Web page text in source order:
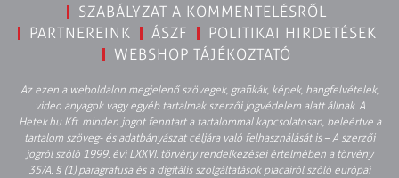
SZABÁLYZAT A KOMMENTELÉSRŐL
PARTNEREINK
ÁSZF
POLITIKAI HIRDETÉSEK
WEBSHOP TÁJÉKOZTATÓ
Az ezen a weboldalon megjelenő szövegek, grafikák, képek, hangfelvételek,
video anyagok vagy egyéb tartalmak szerzői jogvédelem alatt állnak. A
Hetek.hu Kft. minden jogot fenntart a tartalommal kapcsolatosan, beleértve a
tartalom szöveg- és adatbányászat céljára való felhasználását is – A szerzői
jogról szóló 1999. évi LXXVI. törvény rendelkezései értelmében a törvény
35/A. § (1) paragrafusa és a digitális szolgáltatások piacairól szóló európai